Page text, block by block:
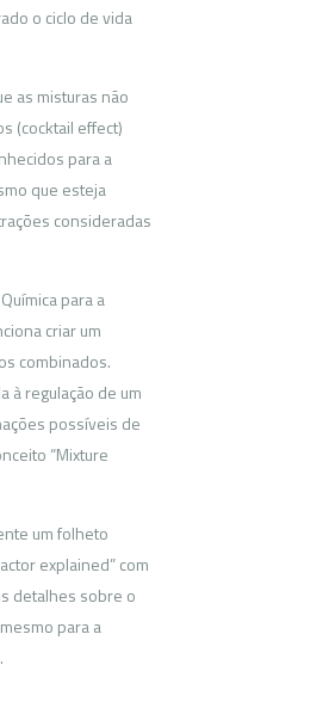
o ciclo de vida
as misturas não
(cocktail effect)
para a
que esteja
consideradas
para a
criar um
combinados.
à regulação de um
possíveis de
“Mixture
um folheto
explained” com
detalhes sobre o
para a